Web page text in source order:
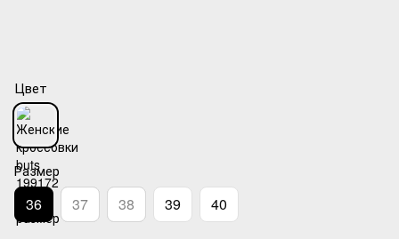
Цвет
Размер
36 37 38 39 40